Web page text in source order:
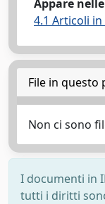
Appare
4.1 Articoli
File in questo
Non ci sono
I documenti in
tutti i diritti